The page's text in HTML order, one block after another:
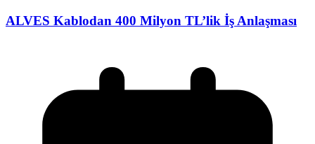
ALVES Kablodan 400 Milyon TL’lik İş Anlaşması